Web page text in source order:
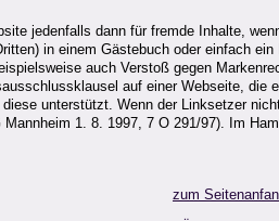
jedenfalls dann für fremde Inhalte,
in einem Gästebuch oder einfach
auch Verstoß gegen
auf einer Webseite,
unterstützt. Wenn der Linksetzer
1. 8. 1997, 7 O 291/97). Im
zum